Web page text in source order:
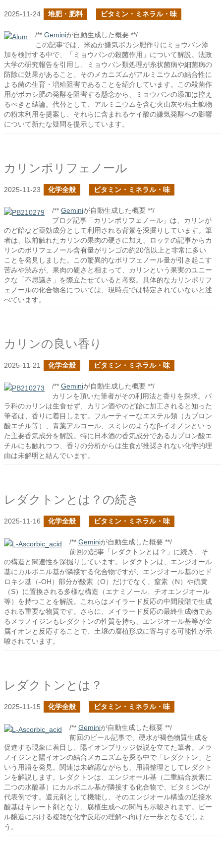
2025-11-24 堆肥・肥料 ビタミン・ミネラル・味
/** Geminiが自動生成した概要 **/
この記事では、米ぬか嫌気ボカシ肥作りにミョウバン添
加を検討する中で、「ミョウバンの殺菌作用」について解説。法政
大学の研究報告を引用し、ミョウバン類処理が糸状菌病や細菌病の
防除に効果があること、そのメカニズムがアルミニウムの結合性に
よる菌の生育・増殖阻害であることを紹介しています。この殺菌作
用がボカシ肥の発酵を阻害する懸念から、ミョウバンの添加は控え
るべきと結論。代替として、アルミニウムを含む火山灰や粘土鉱物
の粉末利用を提案し、それらに含まれるケイ酸の嫌気発酵への影響
について新たな疑問を提示しています。
カリンポリフェノール
2025-11-23 化学全般 ビタミン・ミネラル・味
/** Geminiが自動生成した概要 **/
ブログ記事「カリンポリフェノール」は、カリンが
のど飴など薬効成分として利用される背景を深掘りしています。筆
者は、以前触れたカリンの果肉の硬さに加え、ロッテの記事からカ
リンのポリフェノール含有量がリンゴの約20倍以上と非常に多い
ことを発見しました。この驚異的なポリフェノール量が引き起こす
苦みや渋みが、果肉の硬さと相まって、カリンという果実のユニー
クな「不思議さ」を際立たせていると考察。具体的なカリンポリフ
ェノールの化合物名については、現時点では特定されていないと述
べています。
カリンの良い香り
2025-11-21 化学全般 ビタミン・ミネラル・味
/** Geminiが自動生成した概要 **/
カリンを頂いた筆者がその利用法と香りを探求。バ
ラ科のカリンは生食せず、カリン酒やのど飴に加工されると知った
筆者は、香りに着目します。フルーティーなエステル類（カプロン
酸エチル等）、青葉アルコール、スミレのようなβ-イオノンといっ
た主要香気成分を解説。特に日本酒の香気成分であるカプロン酸エ
チルにも触れつつ、香りの分析からは生食が推奨されない化学的理
由は未解明と結んでいます。
レダクトンとは？の続き
2025-11-16 化学全般 ビタミン・ミネラル・味
/** Geminiが自動生成した概要 **/
前回の記事「レダクトンとは？」に続き、そ
の構造と関連性を深掘りしています。レダクトンは、エンジオール
基にカルボニル基が隣接する化合物ですが、エンジオール基のヒド
ロキシ基（-OH）部分が酸素（O）だけでなく、窒素（N）や硫黄
（S）に置換される多様な構造（エナミノール、チオエンジオール
等）を持つことを解説。これらはメイラード反応の中間段階で生成
される重要な物質です。さらに、メイラード反応の最終生成物であ
るメラノイジンもレダクトンの性質を持ち、エンジオール基等が金
属イオンと反応することで、土壌の腐植形成に寄与する可能性が示
唆されています。
レダクトンとは？
2025-11-15 化学全般 ビタミン・ミネラル・味
/** Geminiが自動生成した概要 **/
前回のビール記事で、硬水が褐色物質生成を
促進する現象に着目し、陽イオンブリッジ仮説を立てた筆者。メラ
ノイジンと陽イオンの結合メカニズムを探る中で「レダクトン」と
いう用語を発見。関連は未確認ながらも、用語整理としてレダクト
ンを解説します。レダクトンは、エンジオール基（二重結合炭素に
二つの水酸基）にカルボニル基が隣接する化合物で、ビタミンCが
代表例です。還元剤として機能し、そのエンジオール構造の近接水
酸基はキレート剤となり、腐植生成への関与も示唆されます。ビー
ル醸造における複雑な化学反応の理解へ向けた一歩となるでしょ
う。